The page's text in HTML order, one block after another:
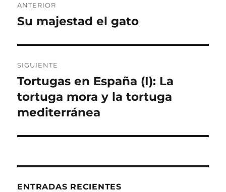
de
ANTERIOR
Entrada
Su majestad el gato
SIGUIENTE
Entrada
siguiente:
Tortugas en España (I): La
tortuga mora y la tortuga
mediterránea
ENTRADAS RECIENTES